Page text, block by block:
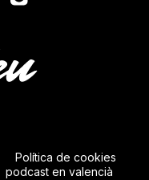
Política de cookies
podcast en valencià